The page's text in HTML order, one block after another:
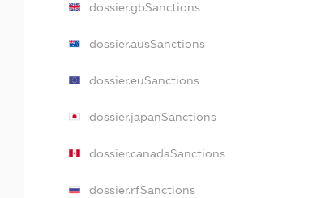
dossier.gbSanctions
dossier.ausSanctions
dossier.euSanctions
dossier.japanSanctions
dossier.canadaSanctions
dossier.rfSanctions